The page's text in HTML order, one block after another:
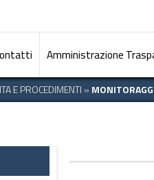
Amministrazione
E PROCEDIMENTI »